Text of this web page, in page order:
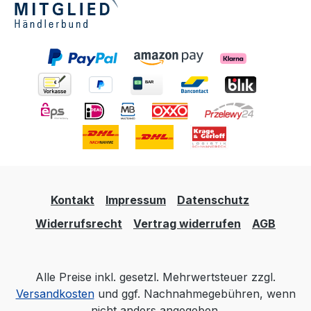
Sollten Sie eine Rauchrohr-Reduzierungen
benötigen, sprechen Sie bitte vorher mit Ihrem
Schornsteinfeger, da es hier zu einer
Querschnittsverängung kommt. Um zu prüfen,
ob Sie mit einer Reduzierung auch positive Werte
erreichen, erstellen wir für Sie gerne eine
Schornsteinberechnung.
Kontakt Impressum
Datenschutz
Widerrufsrecht
Vertrag widerrufen AGB
Alle Preise inkl. gesetzl. Mehrwertsteuer zzgl.
Versandkostenund ggf. Nachnahmegebühren, wenn